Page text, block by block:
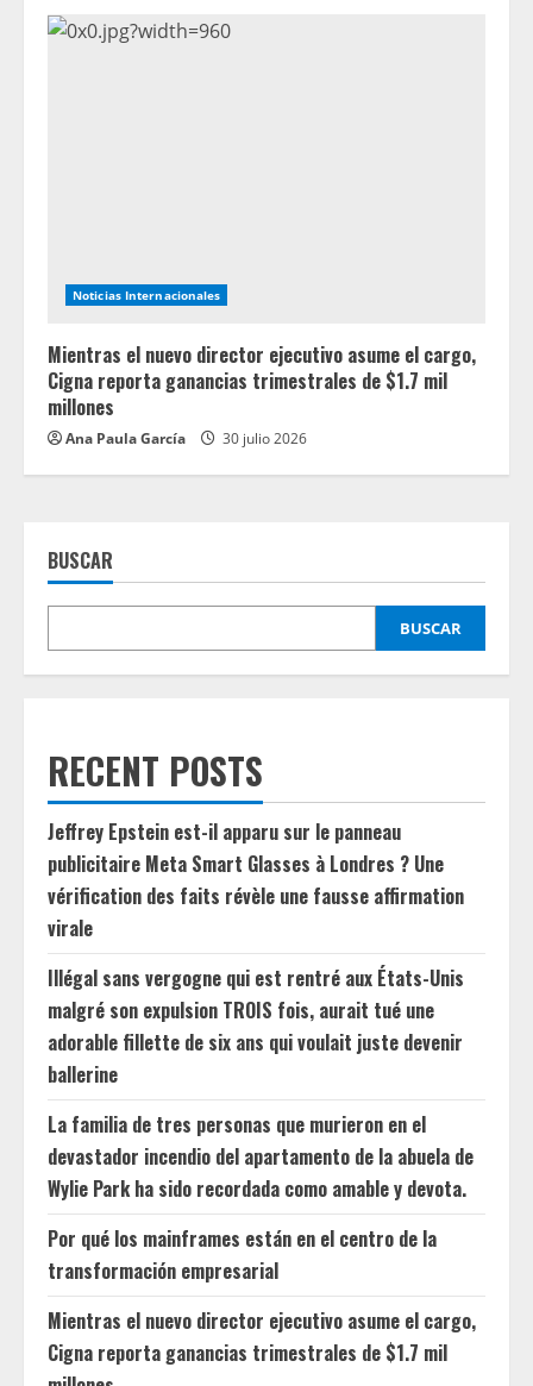
Noticias Internacionales
Mientras el nuevo director ejecutivo asume el cargo,
Cigna reporta ganancias trimestrales de $1.7 mil
millones
Ana Paula García 30 julio 2026
BUSCAR
BUSCAR
RECENT POSTS
Jeffrey Epstein est-il apparu sur le panneau
publicitaire Meta Smart Glasses à Londres ? Une
vérification des faits révèle une fausse affirmation
virale
Illégal sans vergogne qui est rentré aux États-Unis
malgré son expulsion TROIS fois, aurait tué une
adorable fillette de six ans qui voulait juste devenir
ballerine
La familia de tres personas que murieron en el
devastador incendio del apartamento de la abuela de
Wylie Park ha sido recordada como amable y devota.
Por qué los mainframes están en el centro de la
transformación empresarial
Mientras el nuevo director ejecutivo asume el cargo,
Cigna reporta ganancias trimestrales de $1.7 mil